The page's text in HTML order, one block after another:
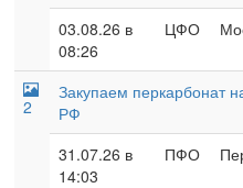
03.08.26 в
08:26
ЦФО
2
Закупаем перкарбонат
РФ
31.07.26 в
14:03
ПФО